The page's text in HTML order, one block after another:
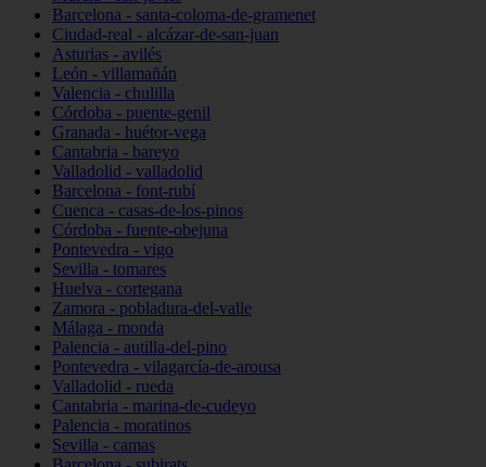
Barcelona - santa-coloma-de-gramenet
Ciudad-real - alcázar-de-san-juan
Asturias - avilés
León - villamañán
Valencia - chulilla
Córdoba - puente-genil
Granada - huétor-vega
Cantabria - bareyo
Valladolid - valladolid
Barcelona - font-rubí
Cuenca - casas-de-los-pinos
Córdoba - fuente-obejuna
Pontevedra - vigo
Sevilla - tomares
Huelva - cortegana
Zamora - pobladura-del-valle
Málaga - monda
Palencia - autilla-del-pino
Pontevedra - vilagarcía-de-arousa
Valladolid - rueda
Cantabria - marina-de-cudeyo
Palencia - moratinos
Sevilla - camas